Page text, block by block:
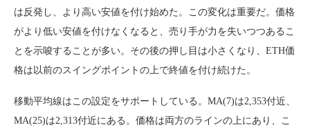
は反発し、より高い安値を付け始めた。この変化は重要だ。価格
がより低い安値を付けなくなると、売り手が力を失いつつあるこ
とを示唆することが多い。その後の押し目は小さくなり、ETH価
格は以前のスイングポイントの上で終値を付け続けた。
移動平均線はこの設定をサポートしている。MA(7)は2,353付近、
MA(25)は2,313付近にある。価格は両方のラインの上にあり、こ